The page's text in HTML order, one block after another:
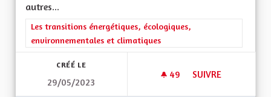
autres...
Filtrer les résultats de la catégorie : Les transitions
Les transitions énergétiques, écologiques,
environnementales et climatiques
CRÉÉ LE
29/05/2023
49 49 ABONNÉS
SUIVRE